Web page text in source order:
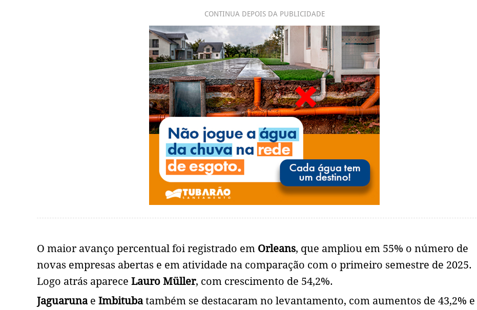
CONTINUA DEPOIS DA PUBLICIDADE
O maior avanço percentual foi registrado em Orleans, que ampliou em 55% o número de
novas empresas abertas e em atividade na comparação com o primeiro semestre de 2025.
Logo atrás aparece Lauro Müller, com crescimento de 54,2%.
Jaguaruna e Imbitubatambém se destacaram no levantamento, com aumentos de 43,2% e